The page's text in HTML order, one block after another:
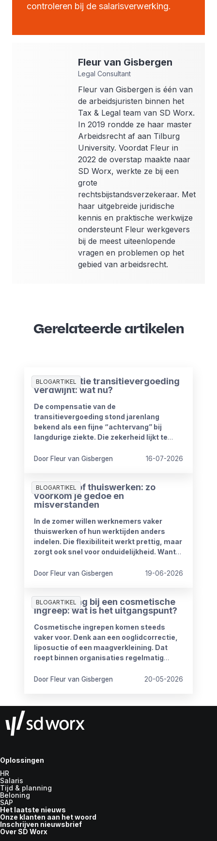
controleren bij de salarisverwerking.
Fleur van Gisbergen
Legal Consultant
Fleur van Gisbergen is één van
de arbeidsjuristen binnen het
Tax & Legal team van SD Worx.
In 2019 rondde ze haar master
Arbeidsrecht af aan Tilburg
University. Voordat Fleur in
2022 de overstap maakte naar
SD Worx, werkte ze bij een
grote
rechtsbijstandsverzekeraar. Met
haar uitgebreide juridische
kennis en praktische werkwijze
ondersteunt Fleur werkgevers
bij de meest uiteenlopende
vragen en problemen op het
gebied van arbeidsrecht.
Gerelateerde artikelen
BLOGARTIKEL
Compensatie transitievergoeding
verdwijnt: wat nu?
De compensatie van de
transitievergoeding stond jarenlang
bekend als een fijne “achtervang” bij
langdurige ziekte. Die zekerheid lijkt te
kabinet heeft plannen om de
Door Fleur van Gisbergen 16-07-2026
BLOGARTIKEL
Zomerproof thuiswerken: zo
voorkom je gedoe en
misverstanden
In de zomer willen werknemers vaker
thuiswerken of hun werktijden anders
indelen. Die flexibiliteit werkt prettig, maar
zorgt ook snel voor onduidelijkheid. Want
iemand bereikbaar? En hoe blijft het werk
Door Fleur van Gisbergen 19-06-2026
BLOGARTIKEL
Ziekmelding bij een cosmetische
ingreep: wat is het uitgangspunt?
Cosmetische ingrepen komen steeds
vaker voor. Denk aan een ooglidcorrectie,
liposuctie of een maagverkleining. Dat
roept binnen organisaties regelmatig
Door Fleur van Gisbergen 20-05-2026
Oplossingen
HR
Salaris
Tijd & planning
Beloning
SAP
Het laatste nieuws
Onze klanten aan het woord
Inschrijven nieuwsbrief
Over SD Worx